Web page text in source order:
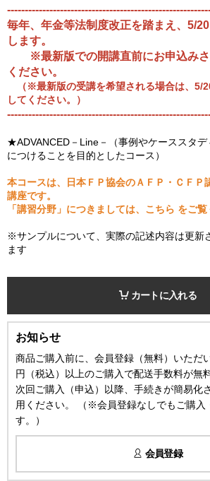
毎年、年金等法制度改正を踏まえ、5/
します。
※最新版での開講直前にお申込みさ
ください。
（※最新版の受講を希望される場合は、5/
してください。）
★ADVANCED－Line－（事例やケーススタ
につけることを目的としたコース）
本コースは、日本ＦＰ協会のＡＦＰ・ＣＦＰ
講座です。
「講習分野」につきましては、 こちら をご覧
※サンプルについて、実際の記述内容は更新
ます
カートに入れる
お知らせ
商品ご購入前に、会員登録（無料）いただ
円（税込）以上のご購入で配送手数料が無
次回ご購入（申込）以降、手続きが簡易化
用ください。 （※会員登録なしでもご購入
す。）
会員登録